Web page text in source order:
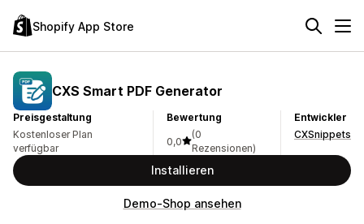
Shopify App Store
CXS Smart PDF Generator
Preisgestaltung
Kostenloser Plan
verfügbar
Bewertung
0,0
(0
Rezensionen)
Entwickler
CXSnippets
Installieren
Demo-Shop ansehen